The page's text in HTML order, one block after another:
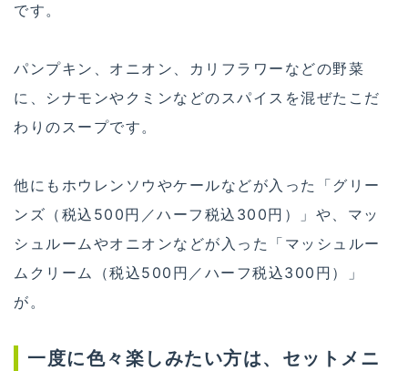
です。
パンプキン、オニオン、カリフラワーなどの野菜
に、シナモンやクミンなどのスパイスを混ぜたこだ
わりのスープです。
他にもホウレンソウやケールなどが入った「グリー
ンズ（税込500円／ハーフ税込300円）」や、マッ
シュルームやオニオンなどが入った「マッシュルー
ムクリーム（税込500円／ハーフ税込300円）」
が。
一度に色々楽しみたい方は、セットメニ